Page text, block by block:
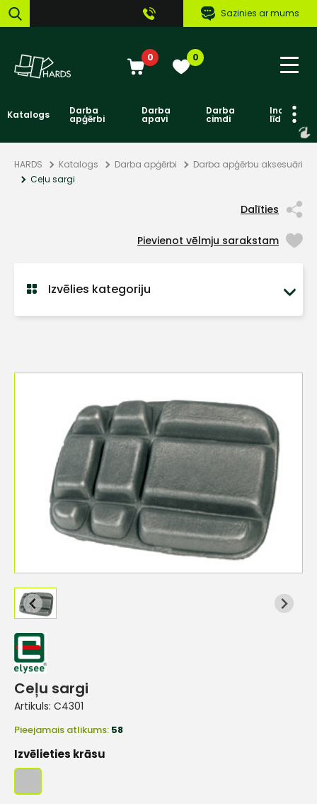
Sazinies ar mums
0 0
Katalogs Darba
apģērbi
Darba
apavi
Darba
cimdi līdzekļi
HARDS Katalogs Darba apģērbi
Darba apģērbu aksesuāri
Ceļu sargi
Dalīties
Pievienot vēlmju sarakstam
Izvēlies kategoriju
Ceļu sargi
Artikuls: C4301
Pieejamais atlikums: 58
Izvēlieties krāsu